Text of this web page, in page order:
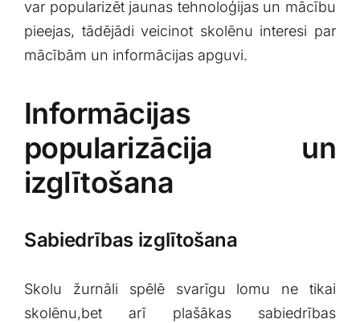
var popularizēt jaunas tehnoloģijas un​ mācību
pieejas,⁣ tādējādi veicinot skolēnu interesi ‍par
mācībām un informācijas apguvi.
Informācijas
popularizācija un
izglītošana
Sabiedrības izglītošana
Skolu žurnāli spēlē svarīgu lomu ne tikai
skolēnu,bet arī plašākas​ sabiedrības